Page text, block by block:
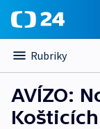
Rubriky
AVÍZO:
Košticích